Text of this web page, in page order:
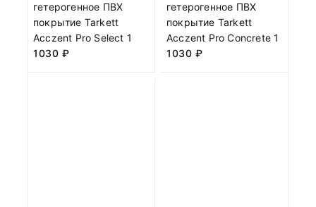
гетерогенное ПВХ
покрытие Tarkett
Acczent Pro Select 1
1030 ₽
гетерогенное ПВХ
покрытие Tarkett
Acczent Pro Concrete 1
1030 ₽